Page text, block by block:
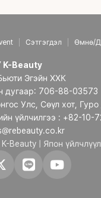
Сэтгэгдэл Өмнө/
K-Beauty
Эгэйн ХХК
дугаар: 706-88-03573
Улс, Сөүл хот,
үйлчилгээ : +82-
K-Beauty | Япон